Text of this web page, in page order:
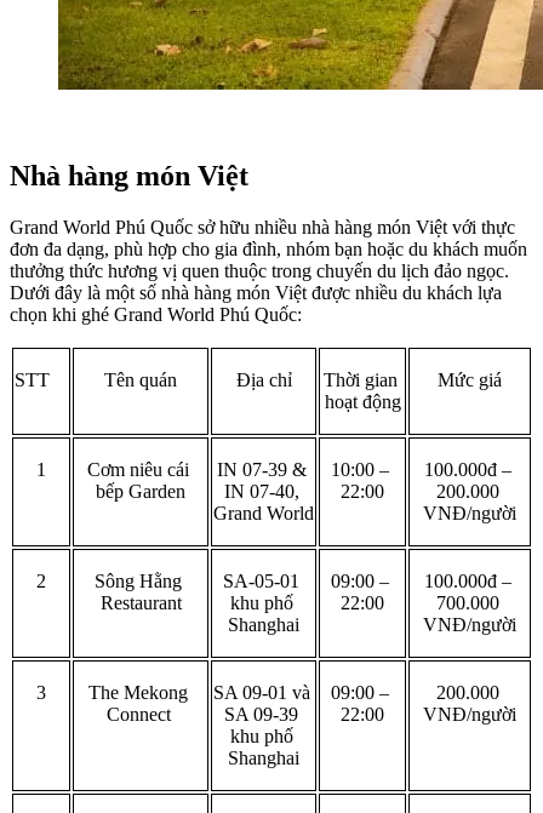
Nhà hàng món Việt
Grand World Phú Quốc sở hữu nhiều nhà hàng món Việt với thực
đơn đa dạng, phù hợp cho gia đình, nhóm bạn hoặc du khách muốn
thưởng thức hương vị quen thuộc trong chuyến du lịch đảo ngọc.
Dưới đây là một số nhà hàng món Việt được nhiều du khách lựa
chọn khi ghé Grand World Phú Quốc:
STT Tên quán Địa chỉ
Thời gian
hoạt động
Mức giá
1
Cơm niêu cái
bếp Garden
IN 07-39 &
IN 07-40,
Grand World
10:00 –
22:00
100.000đ –
200.000
VNĐ/người
2
Sông Hằng
Restaurant
SA-05-01
khu phố
Shanghai
09:00 –
22:00
100.000đ –
700.000
VNĐ/người
3
The Mekong
Connect
SA 09-01 và
SA 09-39
khu phố
Shanghai
09:00 –
22:00
200.000
VNĐ/người